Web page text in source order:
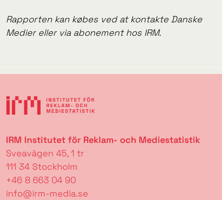
Rapporten kan købes ved at kontakte Danske
Medier eller via abonement hos IRM.
IRM Institutet för Reklam- och Mediestatistik
Sveavägen 45, 1 tr
111 34 Stockholm
+46 8 663 04 90
info@irm-media.se